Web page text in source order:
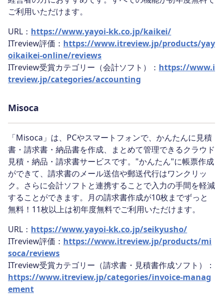
ご利用いただけます。
URL： https://www.yayoi-kk.co.jp/kaikei/
ITreview評価： https://www.itreview.jp/products/yay
oikaikei-online/reviews
ITreview受賞カテゴリー（会計ソフト）： https://www.i
treview.jp/categories/accounting
Misoca
「Misoca」は、PCやスマートフォンで、かんたんに見積
書・請求書・納品書を作成、まとめて管理できるクラウド
見積・納品・請求書サービスです。"かんたん"に帳票作成
ができて、請求書のメール送信や郵送代行はワンクリッ
ク。さらに会計ソフトと連携することで入力の手間を軽減
することができます。月の請求書作成が10枚までずっと
無料！11枚以上は初年度無料でご利用いただけます。
URL： https://www.yayoi-kk.co.jp/seikyusho/
ITreview評価： https://www.itreview.jp/products/mi
soca/reviews
ITreview受賞カテゴリー（請求書・見積書作成ソフト）：
https://www.itreview.jp/categories/invoice-manag
ement